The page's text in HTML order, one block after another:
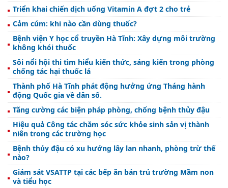
Triển khai chiến dịch uống Vitamin A đợt 2 cho trẻ
Cảm cúm: khi nào cần dùng thuốc?
Bệnh viện Y học cổ truyền Hà Tĩnh: Xây dựng môi trường
không khói thuốc
Sôi nổi hội thi tìm hiểu kiến thức, sáng kiến trong phòng
chống tác hại thuốc lá
Thành phố Hà Tĩnh phát động hưởng ứng Tháng hành
động Quốc gia về dân số.
Tăng cường các biện pháp phòng, chống bệnh thủy đậu
Hiệu quả Công tác chăm sóc sức khỏe sinh sản vị thành
niên trong các trường học
Bệnh thủy đậu có xu hướng lây lan nhanh, phòng trừ thế
nào?
Giám sát VSATTP tại các bếp ăn bán trú trường Mầm non
và tiểu học